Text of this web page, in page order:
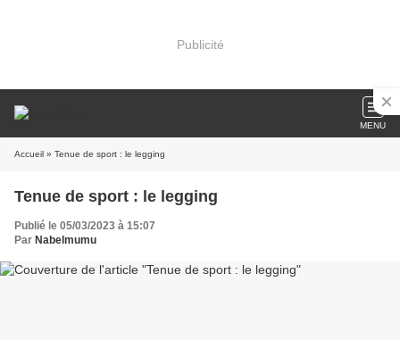
Publicité
MENU
Accueil » Tenue de sport : le legging
Tenue de sport : le legging
Publié le 05/03/2023 à 15:07
Par Nabelmumu